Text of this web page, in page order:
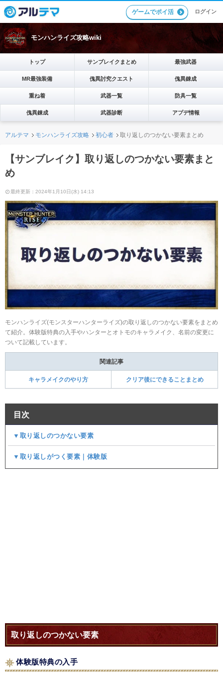
ゲームでポイ活 ログイン
モンハンライズ攻略wiki
トップ サンブレイクまとめ 最強武器
MR最強装備 傀異討究クエスト 傀異錬成
重ね着 武器一覧 防具一覧
傀異錬成 武器診断 アプデ情報
アルテマ モンハンライズ攻略 初心者 取り返しのつかない要素まとめ
【サンブレイク】取り返しのつかない要素まと
め
最終更新：2024年1月10日(水) 14:13
モンハンライズ(モンスターハンターライズ)の取り返しのつかない要素をまとめ
て紹介。体験版特典の入手やハンターとオトモのキャラメイク、名前の変更に
ついて記載しています。
関連記事
キャラメイクのやり方 クリア後にできることまとめ
目次
▼取り返しのつかない要素
▼取り返しがつく要素｜体験版
取り返しのつかない要素
体験版特典の入手